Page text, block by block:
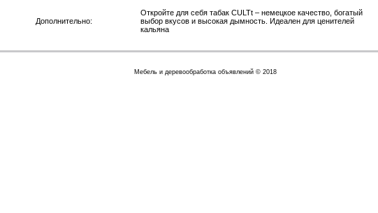
Дополнительно:
Откройте для себя табак CULTt – немецкое качество, богатый
выбор вкусов и высокая дымность. Идеален для ценителей
кальяна
Мебель и деревообработка объявлений © 2018